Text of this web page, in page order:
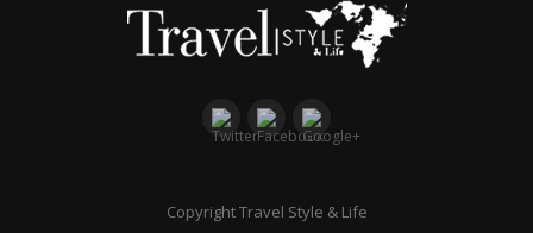
Copyright Travel Style & Life